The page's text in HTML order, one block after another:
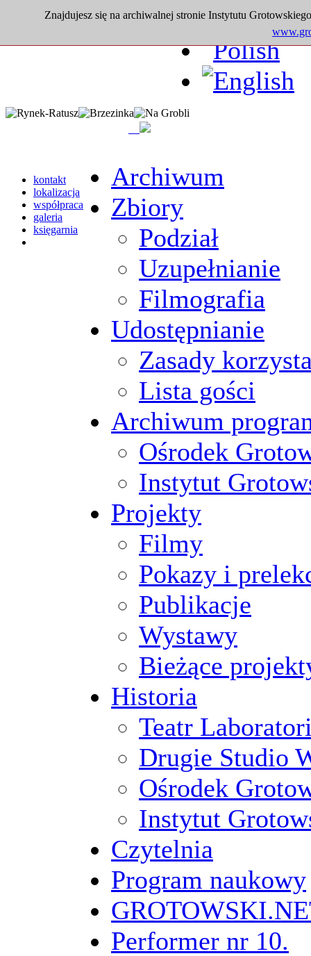
Znajdujesz się na archiwalnej stronie Instytutu
kontakt
lokalizacja
współpraca
galeria
księgarnia
Archiwum
Zbiory
Podział
Uzupełnianie
Filmografia
Udostępnianie
Zasady
Lista gości
Archiwum
Ośrodek
Instytut
Projekty
Filmy
Pokazy i
Publikacje
Wystawy
Bieżące
Historia
Teatr
Drugie Studio
Ośrodek
Instytut
Czytelnia
Program naukowy
Performer nr 10.